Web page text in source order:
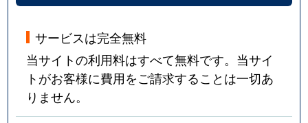
サービスは完全無料
当サイトの利用料はすべて無料です。当サイ
トがお客様に費用をご請求することは一切あ
りません。